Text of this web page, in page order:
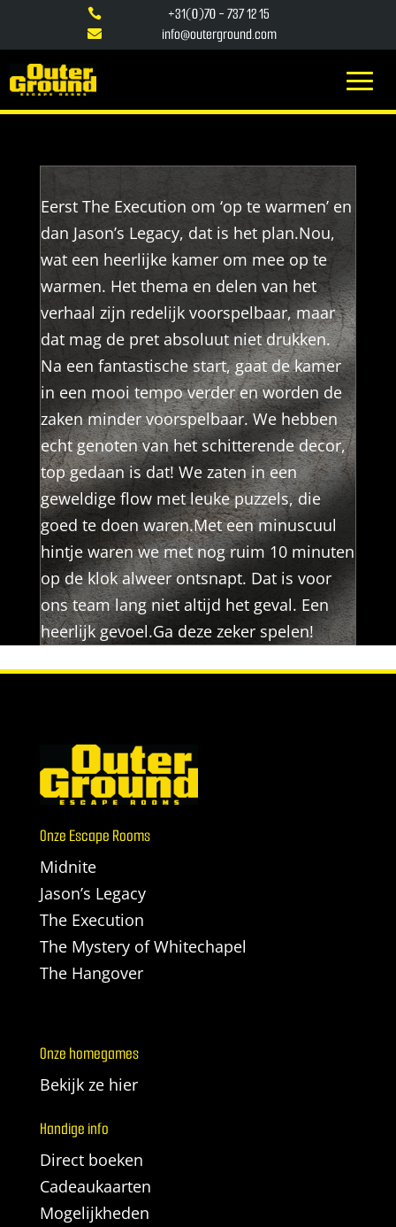
 +31(0)70 - 737 12 15
 info@outerground.com
Eerst The Execution om ‘op te warmen’ en
dan Jason’s Legacy, dat is het plan.Nou,
wat een heerlijke kamer om mee op te
warmen. Het thema en delen van het
verhaal zijn redelijk voorspelbaar, maar
dat mag de pret absoluut niet drukken.
Na een fantastische start, gaat de kamer
in een mooi tempo verder en worden de
zaken minder voorspelbaar. We hebben
echt genoten van het schitterende decor,
top gedaan is dat! We zaten in een
geweldige flow met leuke puzzels, die
goed te doen waren.Met een minuscuul
hintje waren we met nog ruim 10 minuten
op de klok alweer ontsnapt. Dat is voor
ons team lang niet altijd het geval. Een
heerlijk gevoel.Ga deze zeker spelen!
Onze Escape Rooms
Midnite
Jason’s Legacy
The Execution
The Mystery of Whitechapel
The Hangover
Onze homegames
Bekijk ze hier
Handige info
Direct boeken
Cadeaukaarten
Mogelijkheden